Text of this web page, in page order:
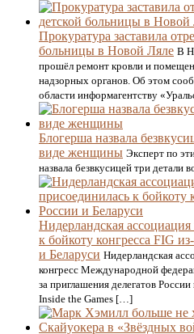
Прокуратура заставила
больницы в Новой Ляле В
прошёл ремонт кровли и
надзорных органов. Об этом
области информагентству
Блогерша назвала
виде женщины Эксперт по
назвала безвкусицей три
Нидерландская
к бойкоту конгресса FIG
и Беларуси Нидерландская
конгресс Международной
за приглашения делегатов
Inside the Games […]